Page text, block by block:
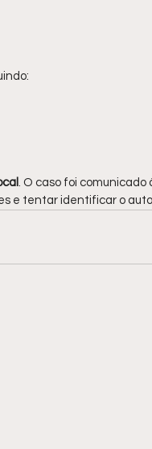
. O caso foi comunicado
e tentar identificar o